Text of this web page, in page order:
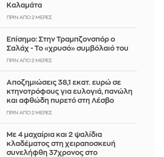
Καλαμάτα
ΠΡΙΝ ΑΠΌ 2 ΜΈΡΕΣ
Επίσημο: Στην Τραμπζονσπόρ ο
Σαλάχ - Το «χρυσό» συμβόλαιό του
ΠΡΙΝ ΑΠΌ 2 ΜΈΡΕΣ
Αποζημιώσεις 38,1 εκατ. ευρώ σε
κτηνοτρόφους για ευλογιά, πανώλη
και αφθώδη πυρετό στη Λέσβο
ΠΡΙΝ ΑΠΌ 2 ΜΈΡΕΣ
Με 4 μαχαίρια και 2 ψαλίδια
κλαδέματος στη χειραποσκευή
συνελήφθη 37χρονος στο